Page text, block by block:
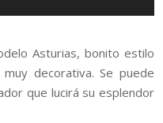
Asturias, bonito estilo
decorativa. Se puede
que lucirá su esplendor